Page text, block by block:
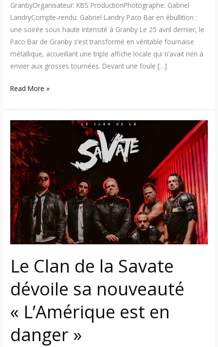
GranbyOrganisateur: KBS ProductionPhotographe: Gabriel
LandryCompte-rendu: Gabriel Landry Paco Bar en ébullition :
une soirée sous haute intensité à Granby Le 25 avril dernier, le
Paco Bar de Granby s’est transformé en véritable fournaise
métallique, accueillant une triple affiche locale qui n’avait rien à
envier aux grosses tournées. Devant une foule […]
Read More »
Le Clan de la Savate
dévoile sa nouveauté
« L’Amérique est en
danger »
Le
Clan
de
la
Savate
dévoile
sa
nouveauté
« L’Amérique
est
en
danger »